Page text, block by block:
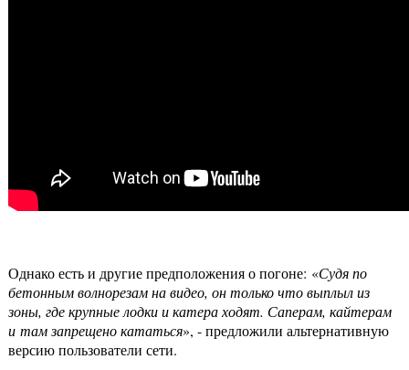
Однако есть и другие предположения о погоне: «Судя по
бетонным волнорезам на видео, он только что выплыл из
зоны, где крупные лодки и катера ходят. Саперам, кайтерам
и там запрещено кататься», - предложили альтернативную
версию пользователи сети.